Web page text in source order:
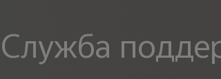
Служба